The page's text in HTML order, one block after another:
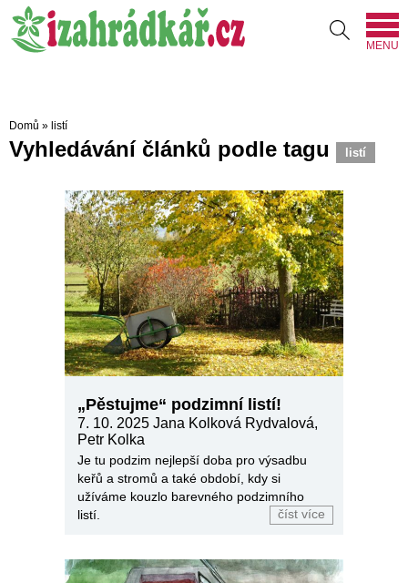
MENU
Domů » listí
Vyhledávání článků podle tagu listí
„Pěstujme“ podzimní listí!
7. 10. 2025 Jana Kolková Rydvalová,
Petr Kolka
Je tu podzim nejlepší doba pro výsadbu
keřů a stromů a také období, kdy si
užíváme kouzlo barevného podzimního
listí.
číst více